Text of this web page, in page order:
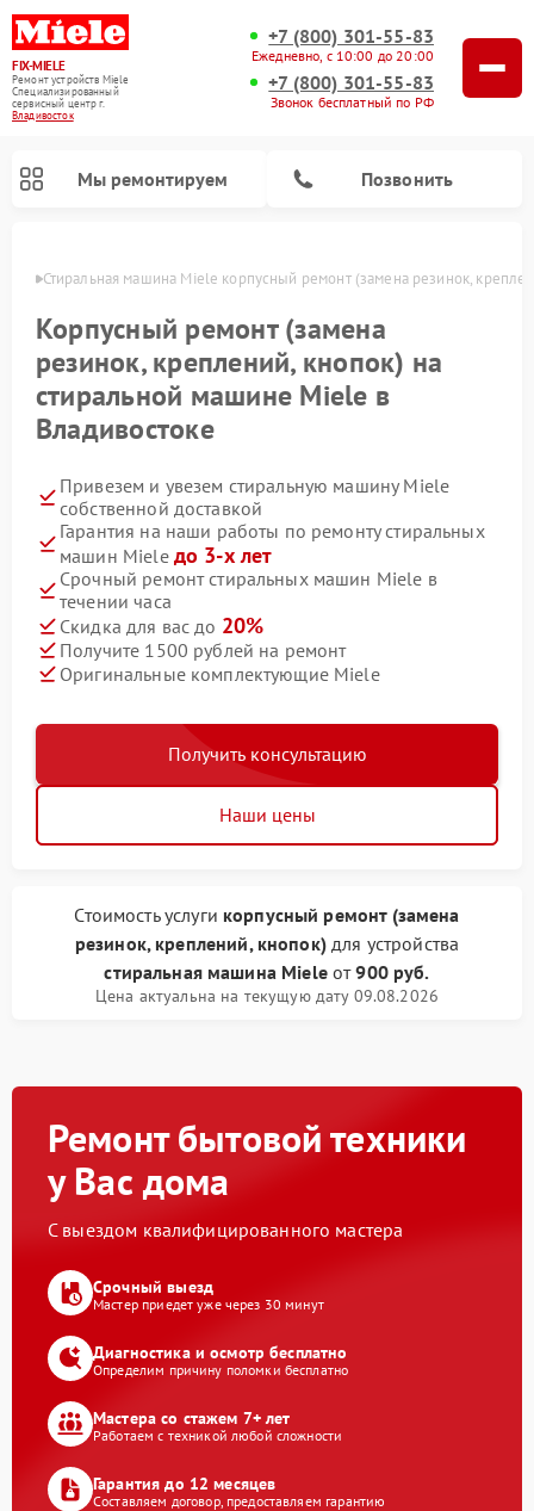
FIX-MIELE
Ремонт устройств Miele
Специализированный
cервисный центр г.
Владивосток
+7 (800) 301-55-83
Ежедневно, с 10:00 до 20:00
+7 (800) 301-55-83
Звонок бесплатный по РФ
Мы ремонтируем Позвонить
Стиральная машина Miele корпусный ремонт (замена резинок,
Корпусный ремонт (замена
резинок, креплений, кнопок) на
стиральной машине Miele в
Владивостоке
Привезем и увезем стиральную машину Miele
собственной доставкой
Гарантия на наши работы по ремонту стиральных
машин Miele до 3-х лет
Срочный ремонт стиральных машин Miele в
течении часа
Скидка для вас до 20%
Получите 1500 рублей на ремонт
Оригинальные комплектующие Miele
Получить консультацию
Наши цены
Стоимость услуги корпусный ремонт (замена
резинок, креплений, кнопок)для устройства
стиральная машина Mieleот900 руб.
Цена актуальна на текущую дату 09.08.2026
Ремонт бытовой техники
у Вас дома
С выездом квалифицированного мастера
Срочный выезд
Мастер приедет уже через 30 минут
Диагностика и осмотр бесплатно
Определим причину поломки бесплатно
Мастера со стажем 7+ лет
Работаем с техникой любой сложности
Гарантия до 12 месяцев
Составляем договор, предоставляем гарантию